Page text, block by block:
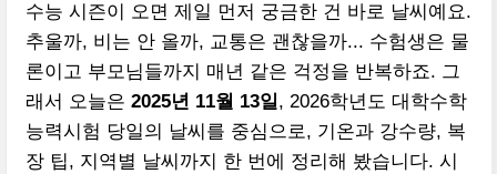
수능 시즌이 오면 제일 먼저 궁금한 건 바로 날씨예요.
추울까, 비는 안 올까, 교통은 괜찮을까... 수험생은 물
론이고 부모님들까지 매년 같은 걱정을 반복하죠. 그
래서 오늘은 2025년 11월 13일, 2026학년도 대학수학
능력시험 당일의 날씨를 중심으로, 기온과 강수량, 복
장 팁, 지역별 날씨까지 한 번에 정리해 봤습니다. 시